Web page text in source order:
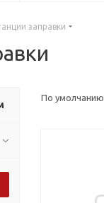
заправки
По умолчанию